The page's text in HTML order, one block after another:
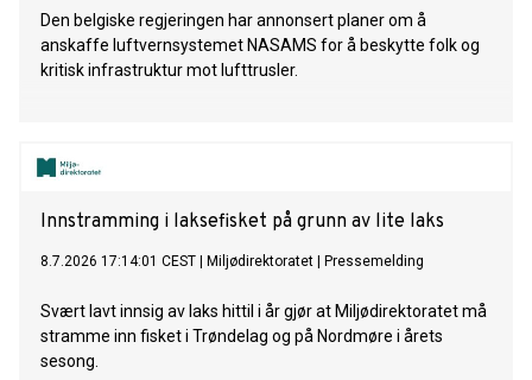
Den belgiske regjeringen har annonsert planer om å
anskaffe luftvernsystemet NASAMS for å beskytte folk og
kritisk infrastruktur mot lufttrusler.
Innstramming i laksefisket på grunn av lite laks
8.7.2026 17:14:01 CEST Miljødirektoratet Pressemelding
Svært lavt innsig av laks hittil i år gjør at Miljødirektoratet må
stramme inn fisket i Trøndelag og på Nordmøre i årets
sesong.